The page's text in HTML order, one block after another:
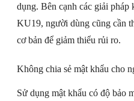
dụng. Bên cạnh các giải
KU19, người dùng cũng cần
cơ bản để giảm thiểu rủi ro.
Không chia sẻ mật khẩu cho
Sử dụng mật khẩu có độ bảo